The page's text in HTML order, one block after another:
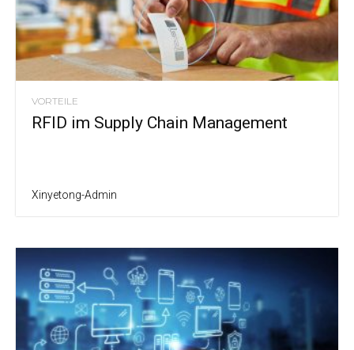
VORTEILE
RFID im Supply Chain Management
Xinyetong-Admin